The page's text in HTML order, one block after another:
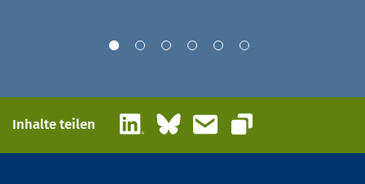
Inhalte teilen LinkedInBlueskyE-Mail
Link kopieren